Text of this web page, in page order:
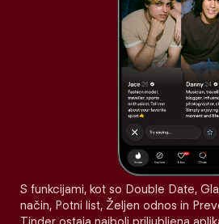
S funkcijami, kot so Double Date,
način, Potni list, Željen odnos in